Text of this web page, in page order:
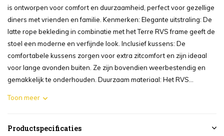
is ontworpen voor comfort en duurzaamheid, perfect voor gezellige
diners met vrienden en familie. Kenmerken: Elegante uitstraling: De
latte rope bekleding in combinatie met het Terre RVS frame geeft de
stoel een moderne en verfijnde look. Inclusief kussens: De
comfortabele kussens zorgen voor extra zitcomfort en zijn ideaal
voor lange avonden buiten. Ze zijn bovendien weerbestendig en
gemakkelijk te onderhouden. Duurzaam materiaal: Het RVS...
Toon meer
Productspecificaties